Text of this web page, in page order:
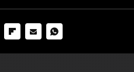
tienes cuenta?